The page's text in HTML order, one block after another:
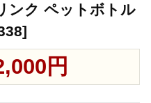
ンク ペットボトル
円